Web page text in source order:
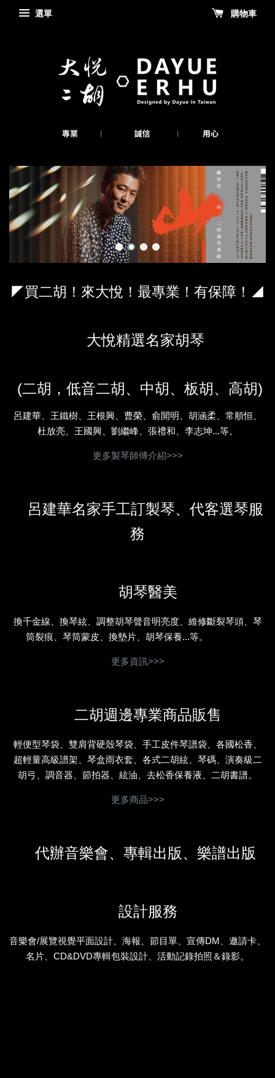
選單 購物車
◤買二胡！來大悅！最專業！有保障！◢
大悅精選名家胡琴
(二胡，低音二胡、中胡、板胡、高胡)
呂建華、王鐵樹、王根興、曹榮、俞開明、胡涵柔、常順恒、
杜放亮、王國興、劉繼峰、張禮和、李志坤...等。
更多製琴師傅介紹>>>
呂建華名家手工訂製琴、代客選琴服
務
胡琴醫美
換千金線、換琴絃、調整胡琴聲音明亮度、維修斷裂琴頭、琴
筒裂痕、琴筒蒙皮、換墊片、胡琴保養...等。
更多資訊>>>
二胡週邊專業商品販售
輕便型琴袋、雙肩背硬殼琴袋、手工皮件琴譜袋、各國松香、
超輕量高級譜架、琴盒雨衣套、各式二胡絃、琴碼、演奏級二
胡弓、調音器、節拍器、絃油、去松香保養液、二胡書譜。
更多商品>>>
代辦音樂會、專輯出版、樂譜出版
設計服務
音樂會/展覽視覺平面設計、海報、節目單、宣傳DM、邀請卡、
名片、CD&DVD專輯包裝設計、活動記錄拍照＆錄影。